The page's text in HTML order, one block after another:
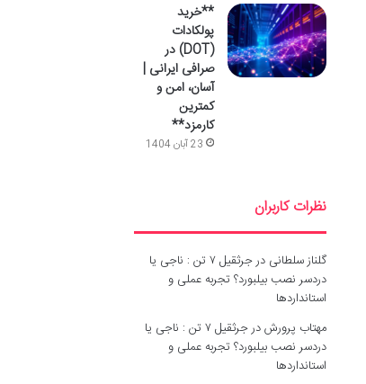
**خرید
پولکادات
(DOT) در
صرافی ایرانی |
آسان، امن و
کمترین
کارمزد**
23 آبان 1404
نظرات کاربران
گلناز سلطانی در
جرثقیل ۷ تن : ناجی یا
دردسر نصب بیلبورد؟ تجربه عملی و
استانداردها
مهتاب پرورشدر
جرثقیل ۷ تن : ناجی یا
دردسر نصب بیلبورد؟ تجربه عملی و
استانداردها